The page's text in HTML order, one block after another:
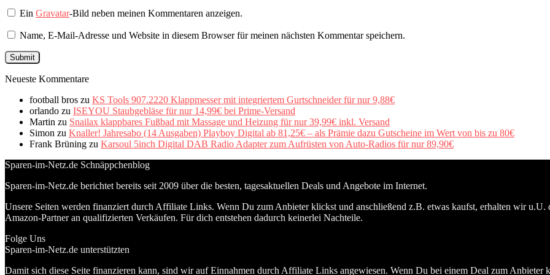
EinGravatar-Bild neben meinen Kommentaren anzeigen.
Name, E-Mail-Adresse und Website in diesem Browser für meinen nächsten Kommentar speichern.
Neueste Kommentare
football bros zu KS Tools 907.2220 Klappmesser mit integriertem Gurtschneider für nur 9,88€
orlando zu ISEYOU Staubgebläse für nur 14,99€ bei Prime-Versand
Martin zu Snailax klappbares Fußbad mit Massage und Heizung für nur 39,99€ inkl. Versand
Simon zu Knaller! Jahresabo (14 Ausgaben) Playboy Digital ab 81,25€ – als Prämie dazu Gutscheine im Wert von bis zu 80€
Frank Brüning zu Karsoul 5inch Digital DAB Radio Adapter zum Aufrüsten von Auto-Radios für nur 89,90€
Sparen-im-Netz.de Schnäppchenblog
Sparen-im-Netz.de berichtet bereits seit 2009 über die besten, tagesaktuellen Deals und Angebote im Internet.
Unsere Seiten werden finanziert durch Affiliate Links. Wenn Du zum Anbieter klickst und anschließend z.B. etwas kaufst, erhalten wir
Amazon-Partner an qualifizierten Verkäufen. Für dich entstehen dadurch keinerlei Nachteile.
Folge Uns
Sparen-im-Netz.de unterstützten
Damit sich diese Seite finanzieren kann, sind wir auf Einnahmen durch Affiliate Links angewiesen. Wenn Du bei einem Deal zum